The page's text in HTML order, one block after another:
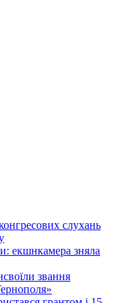
слухань
екшнкамера зняла
звання